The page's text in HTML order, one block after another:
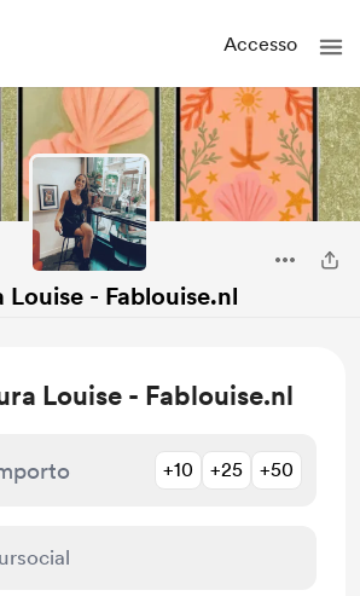
Accesso
Louise - Fablouise.nl
Louise - Fablouise.nl
+10 +25 +50